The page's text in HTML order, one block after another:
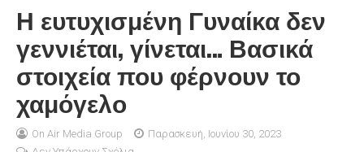
AKIN
NEW
Η ευτυχισμένη Γυναίκα δεν
γεννιέται, γίνεται… Βασικά
στοιχεία που φέρνουν το
χαμόγελο
On Air Media Group
Παρασκευή, Ιουνίου 30, 2023